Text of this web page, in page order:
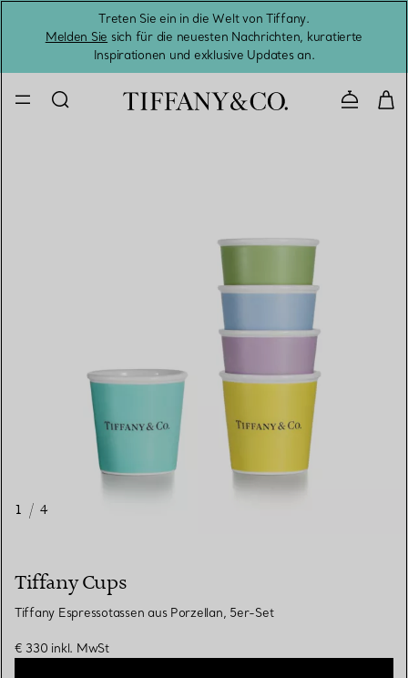
Treten Sie ein in die Welt von Tiffany.
Melden Sie sich für die neuesten Nachrichten, kuratierte
Inspirationen und exklusive Updates an.
1 / 4
Tiffany Cups
Tiffany Espressotassen aus Porzellan, 5er-Set
€ 330 inkl. MwSt